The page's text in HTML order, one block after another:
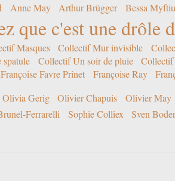
Anne May Arthur Brügger Bessa Myftiu
que c'est une drôle
Masques Collectif Mur invisible
Collectif Un soir de pluie Collectif
Françoise Favre Prinet Françoise Ray
Olivia Gerig Olivier Chapuis Olivier May
Ferrarelli
Sophie Colliex Sven